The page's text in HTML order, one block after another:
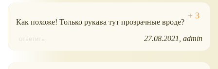
Как похоже! Только рукава тут прозрачные вроде?
ответить 27.08.2021 admin